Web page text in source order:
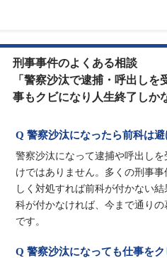
刑事事件のよくある相談
「警察沙汰で逮捕・呼出し
事もクビになり人生終了しか
Q 警察沙汰になったら前科は
警察沙汰になって逮捕や呼出し
けではありません。多くの刑事
しく対処すれば前科が付かない
科が付かなければ、今まで通り
です。
Q 警察沙汰になっても仕事を